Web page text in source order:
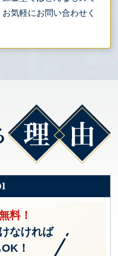
気軽にお問い合わせく
料！
なければ
！